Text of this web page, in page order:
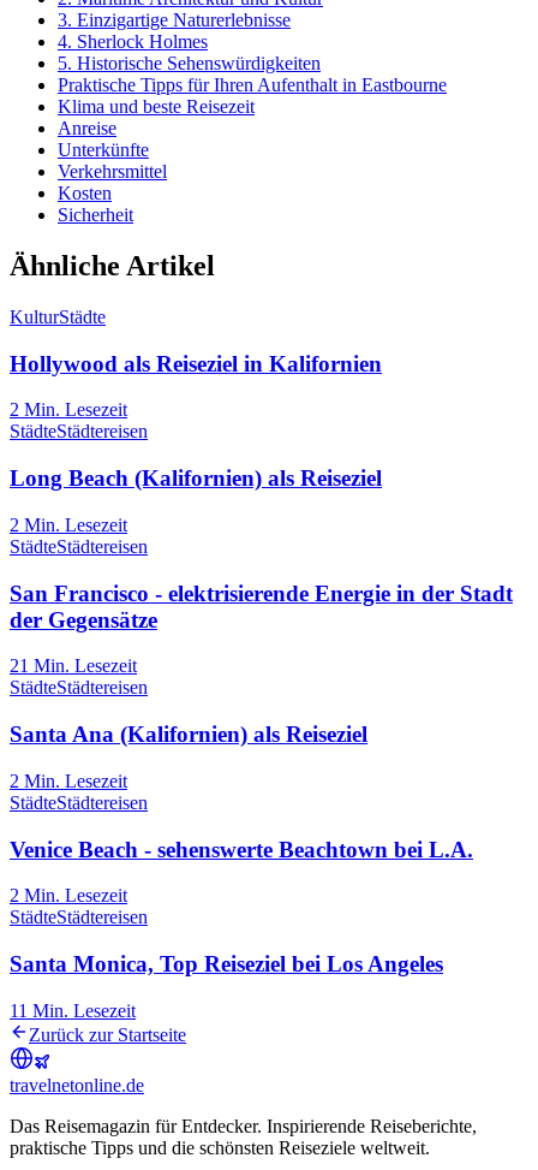
3. Einzigartige Naturerlebnisse
4. Sherlock Holmes
5. Historische Sehenswürdigkeiten
Praktische Tipps für Ihren Aufenthalt in Eastbourne
Klima und beste Reisezeit
Anreise
Unterkünfte
Verkehrsmittel
Kosten
Sicherheit
Ähnliche Artikel
KulturStädte
Hollywood als Reiseziel in Kalifornien
2 Min. Lesezeit
StädteStädtereisen
Long Beach (Kalifornien) als Reiseziel
2 Min. Lesezeit
StädteStädtereisen
San Francisco - elektrisierende Energie in der Stadt
der Gegensätze
21 Min. Lesezeit
StädteStädtereisen
Santa Ana (Kalifornien) als Reiseziel
2 Min. Lesezeit
StädteStädtereisen
Venice Beach - sehenswerte Beachtown bei L.A.
2 Min. Lesezeit
StädteStädtereisen
Santa Monica, Top Reiseziel bei Los Angeles
11 Min. Lesezeit
Zurück zur Startseite
travelnetonline.de
Das Reisemagazin für Entdecker. Inspirierende Reiseberichte,
praktische Tipps und die schönsten Reiseziele weltweit.